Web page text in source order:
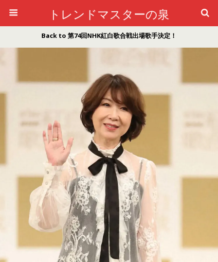
トレンドマスターの泉
Back to 第74回NHK紅白歌合戦出場歌手決定！